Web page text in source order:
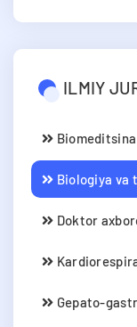
ILMIY
Biologiya va
Doktor
Gepato-